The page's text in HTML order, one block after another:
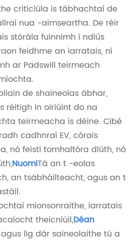
criticiúla is tábhachtaí de
nua -aimseartha. De réir
stórála fuinnimh i ndlús
feidhme an iarratais, ní
ar Padswill teirmeach
de shaineolas ábhar,
réitigh in oiriúint do na
teirmeacha is déine. Cibé
cadhnraí EV, córais
nó feistí tomhaltóra dlúth, nó
NuomiTá an t -eolas
an tsábháilteacht, agus an t
mionsonraithe, iarratais
theicniúil,Déan
lig dár saineolaithe tú a